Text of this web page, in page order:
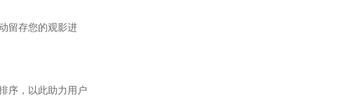
留存您的观影进
序，以此助力用户